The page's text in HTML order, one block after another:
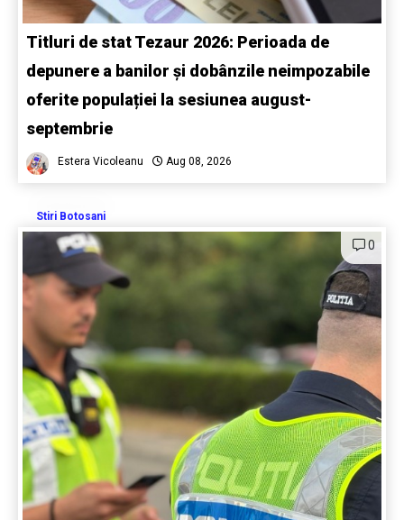
Titluri de stat Tezaur 2026: Perioada de
depunere a banilor și dobânzile neimpozabile
oferite populației la sesiunea august-
septembrie
Estera Vicoleanu Aug 08, 2026
Stiri Botosani
0